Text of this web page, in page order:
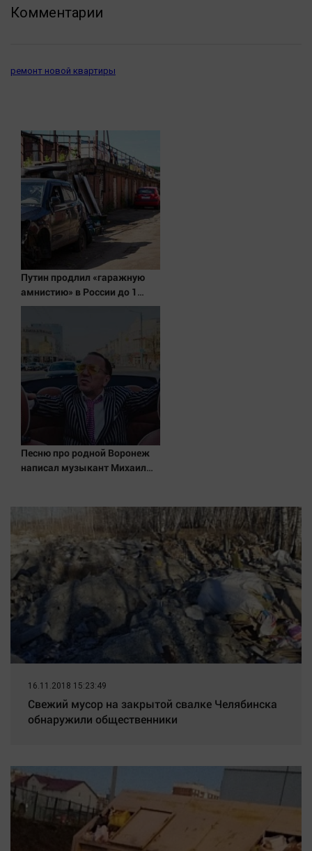
Качество жизни
Конкурс
Народная журналистика
Наука
Отдых
Персона
Тенденции
Точка на карте
Комментарии
ремонт новой квартиры
Путин продлил «гаражную
амнистию» в России до 1
сентября 2031 года
Песню про родной Воронеж
написал музыкант Михаил
16.11.2018 15:23:49
Свежий мусор на закрытой свалке Челябинска
обнаружили общественники